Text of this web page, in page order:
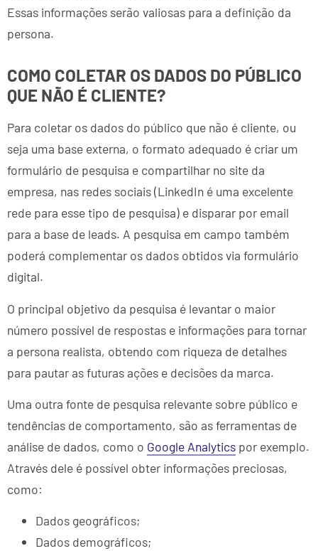
Essas informações serão valiosas para a definição da
persona.
COMO COLETAR OS DADOS DO PÚBLICO
QUE NÃO É CLIENTE?
Para coletar os dados do público que não é cliente, ou
seja uma base externa, o formato adequado é criar um
formulário de pesquisa e compartilhar no site da
empresa, nas redes sociais (LinkedIn é uma excelente
rede para esse tipo de pesquisa) e disparar por email
para a base de leads. A pesquisa em campo também
poderá complementar os dados obtidos via formulário
digital.
O principal objetivo da pesquisa é levantar o maior
número possível de respostas e informações para tornar
a persona realista, obtendo com riqueza de detalhes
para pautar as futuras ações e decisões da marca.
Uma outra fonte de pesquisa relevante sobre público e
tendências de comportamento, são as ferramentas de
análise de dados, como o Google Analytics por exemplo.
Através dele é possível obter informações preciosas,
como:
Dados geográficos;
Dados demográficos;